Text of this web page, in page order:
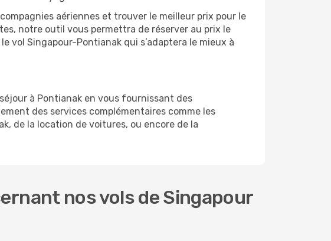
aériennes et trouver le meilleur prix pour le
notre outil vous permettra de réserver au prix le
vol Singapour-Pontianak qui s’adaptera le mieux à
à Pontianak en vous fournissant des
des services complémentaires comme les
de la location de voitures, ou encore de la
nos vols de Singapour